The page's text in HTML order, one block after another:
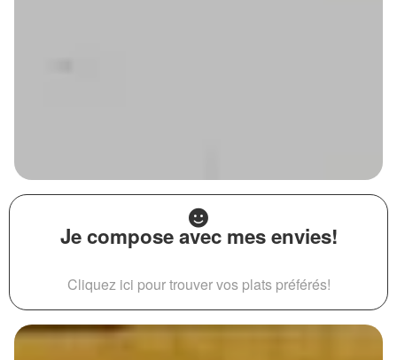
Je compose avec mes envies!
Cliquez ici pour trouver vos plats préférés!